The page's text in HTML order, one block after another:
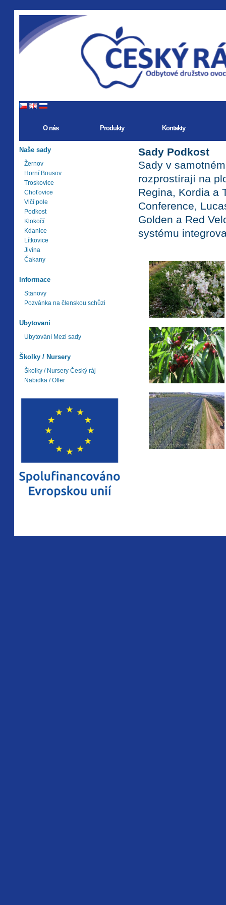
O nás Produkty Kontakty
Naše sady
Žernov
Horní Bousov
Troskovice
Choťovice
Vlčí pole
Podkost
Klokočí
Kdanice
Lítkovice
Jivina
Čakany
Informace
Stanovy
Pozvánka na členskou schůzi
Ubytovani
Ubytování Mezi sady
Školky / Nursery
Školky / Nursery Český ráj
Nabidka / Offer
Sady Podkost
Sady v
rozprostírají na
Regina, Kordia a
Conference,
Golden a Red
systému